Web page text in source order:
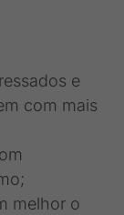
e
com mais
melhor o